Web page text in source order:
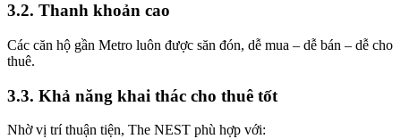
3.2. Thanh khoản cao
Các căn hộ gần Metro luôn được săn đón, dễ mua – dễ bán – dễ cho
thuê.
3.3. Khả năng khai thác cho thuê tốt
Nhờ vị trí thuận tiện, The NEST phù hợp với: